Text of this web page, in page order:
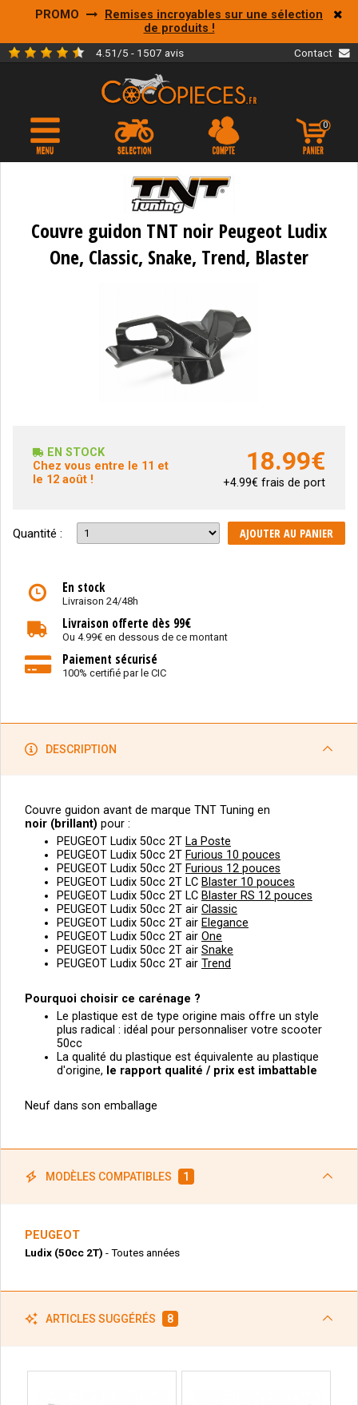
PROMO
Remises incroyables sur une sélection
de produits !
4.51/5 - 1507 avis Contact
0
Couvre guidon TNT noir Peugeot Ludix
One, Classic, Snake, Trend, Blaster
EN STOCK
Chez vous entre le 11 et
le 12 août !
18.99€
+4.99€ frais de port
Quantité : AJOUTER AU PANIER
En stock
Livraison 24/48h
Livraison offerte dès 99€
Ou 4.99€ en dessous de ce montant
Paiement sécurisé
100% certifié par le CIC
DESCRIPTION
Couvre guidon avant de marque TNT Tuning en
noir (brillant) pour :
PEUGEOT Ludix 50cc 2T La Poste
PEUGEOT Ludix 50cc 2T Furious 10 pouces
PEUGEOT Ludix 50cc 2T Furious 12 pouces
PEUGEOT Ludix 50cc 2T LC Blaster 10 pouces
PEUGEOT Ludix 50cc 2T LC Blaster RS 12 pouces
PEUGEOT Ludix 50cc 2T air Classic
PEUGEOT Ludix 50cc 2T air Elegance
PEUGEOT Ludix 50cc 2T air One
PEUGEOT Ludix 50cc 2T air Snake
PEUGEOT Ludix 50cc 2T air Trend
Pourquoi choisir ce carénage ?
Le plastique est de type origine mais offre un style
plus radical : idéal pour personnaliser votre scooter
50cc
La qualité du plastique est équivalente au plastique
d'origine, le rapport qualité / prix est imbattable
Neuf dans son emballage
MODÈLES COMPATIBLES 1
PEUGEOT
Ludix (50cc 2T) - Toutes années
ARTICLES SUGGÉRÉS 8